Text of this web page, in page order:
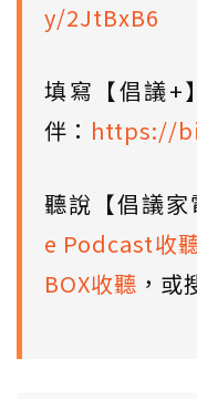
y/2JtBxB6
填寫【倡議+
伴： https://
聽說【倡議
e Podcast收
BOX收聽 ，或